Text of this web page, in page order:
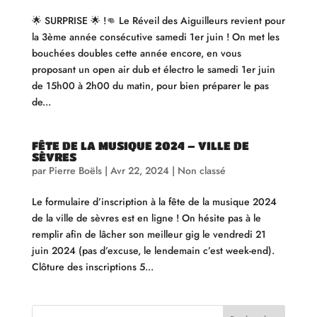
🌟 SURPRISE 🌟 !👊 Le Réveil des Aiguilleurs revient pour
la 3ème année consécutive samedi 1er juin ! On met les
bouchées doubles cette année encore, en vous
proposant un open air dub et électro le samedi 1er juin
de 15h00 à 2h00 du matin, pour bien préparer le pas
de...
FÊTE DE LA MUSIQUE 2024 – VILLE DE
SÈVRES
par Pierre Boëls| Avr 22, 2024| Non classé
Le formulaire d’inscription à la fête de la musique 2024
de la ville de sèvres est en ligne ! On hésite pas à le
remplir afin de lâcher son meilleur gig le vendredi 21
juin 2024 (pas d’excuse, le lendemain c’est week-end).
Clôture des inscriptions 5...